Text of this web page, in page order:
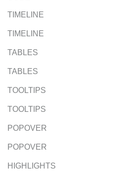
TIMELINE
TIMELINE
TABLES
TABLES
TOOLTIPS
TOOLTIPS
POPOVER
POPOVER
HIGHLIGHTS